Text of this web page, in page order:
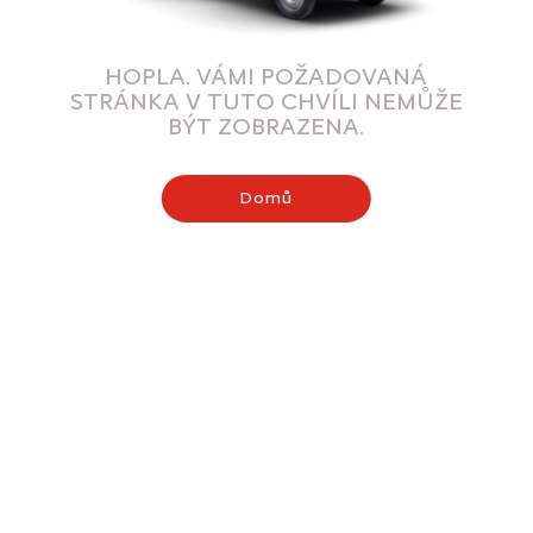
HOPLA. VÁMI POŽADOVANÁ
STRÁNKA V TUTO CHVÍLI NEMŮŽE
BÝT ZOBRAZENA.
Domů